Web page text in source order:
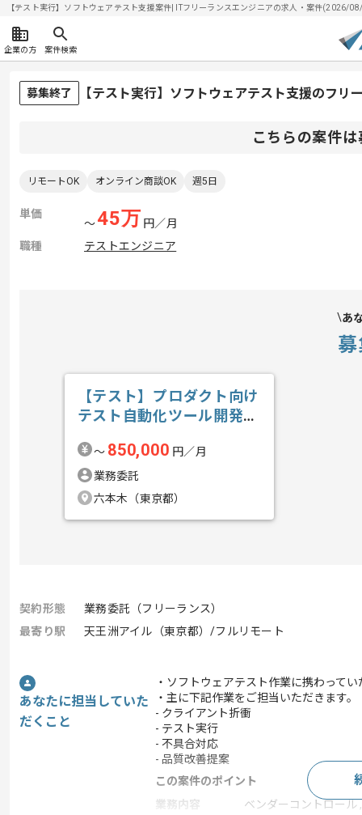
【テスト実行】ソフトウェアテスト支援案件| ITフリーランスエンジニアの求人・案件(2026/
企業の方 案件検索
募集終了 【テスト実行】ソフトウェアテスト支援のフリ
こちらの案件
リモートOK オンライン商談OK 週5日
単価
〜45万 円／月
職種
テストエンジニア
あ
【テスト】プロダクト向け
テスト自動化ツール開発の
〜 850,000 円／月
業務委託
六本木（東京都）
契約形態
業務委託（フリーランス）
最寄り駅
天王洲アイル（東京都）/フルリモート
あなたに担当していた
だくこと
・ソフトウェアテスト作業に携わって
・主に下記作業をご担当いただきます。
- クライアント折衝
- テスト実行
- 不具合対応
- 品質改善提案
この案件のポイント
業務内容
ベンダーコントロール